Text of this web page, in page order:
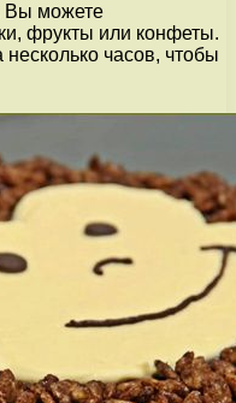
Вы можете
фрукты или конфеты.
несколько часов, чтобы